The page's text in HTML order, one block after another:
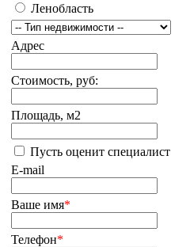
Ленобласть
Адрес
Стоимость, руб:
Площадь, м2
Пусть оценит специалист
E-mail
Ваше имя*
Телефон*